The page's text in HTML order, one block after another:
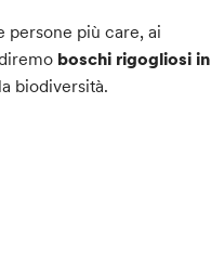
persone più care, ai
boschi rigogliosi in
biodiversità.